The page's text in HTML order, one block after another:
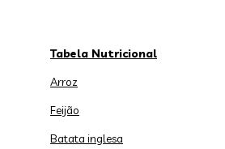
Tabela Nutricional
Arroz
Feijão
Batata inglesa